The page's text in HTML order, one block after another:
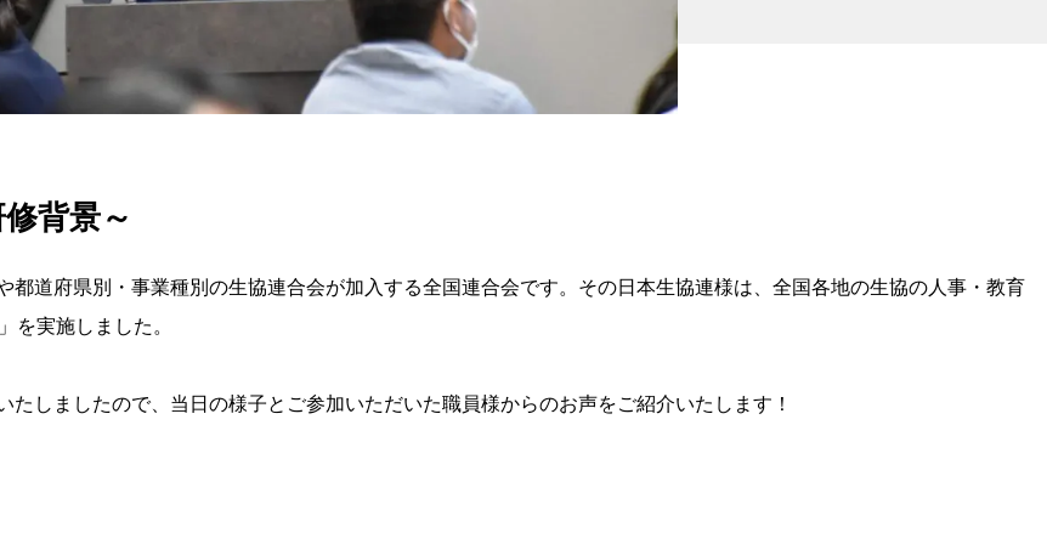
背景～
都道府県別・事業種別の生協連合会が加入する全国連合会です。その日本生協連様は、全国各地の生協の人事・教育
実施しました。
しましたので、当日の様子とご参加いただいた職員様からのお声をご紹介いたします！